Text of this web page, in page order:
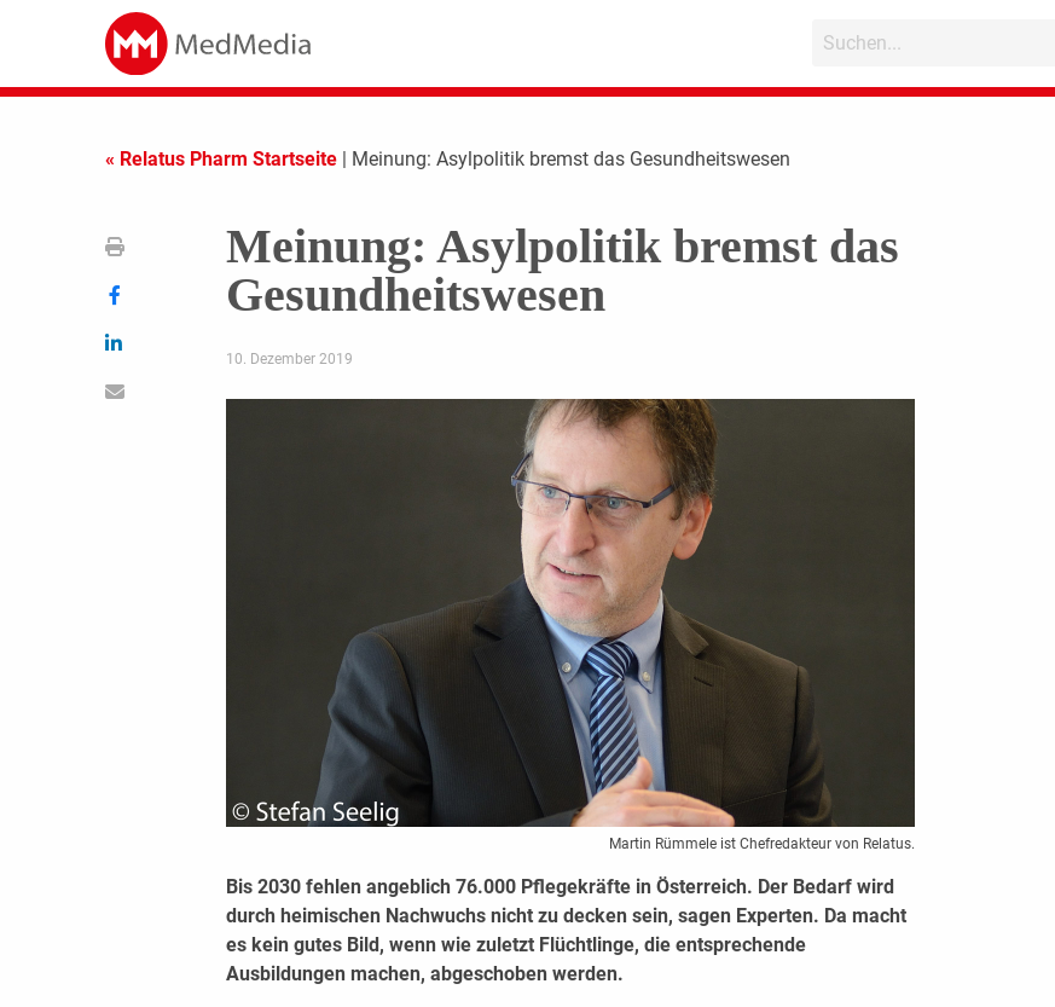
« Relatus Pharm Startseite | Meinung: Asylpolitik bremst das Gesundheitswesen
Meinung: Asylpolitik bremst das
Gesundheitswesen
10. Dezember 2019
Martin Rümmele ist Chefredakteur von Relatus.
Bis 2030 fehlen angeblich 76.000 Pflegekräfte in Österreich. Der Bedarf wird
durch heimischen Nachwuchs nicht zu decken sein, sagen Experten. Da macht
es kein gutes Bild, wenn wie zuletzt Flüchtlinge, die entsprechende
Ausbildungen machen, abgeschoben werden.